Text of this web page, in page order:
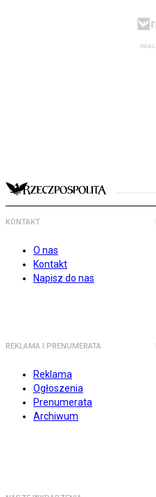
KONTAKT
O nas
Kontakt
Napisz do nas
REKLAMA I PRENUMERATA
Reklama
Ogłoszenia
Prenumerata
Archiwum